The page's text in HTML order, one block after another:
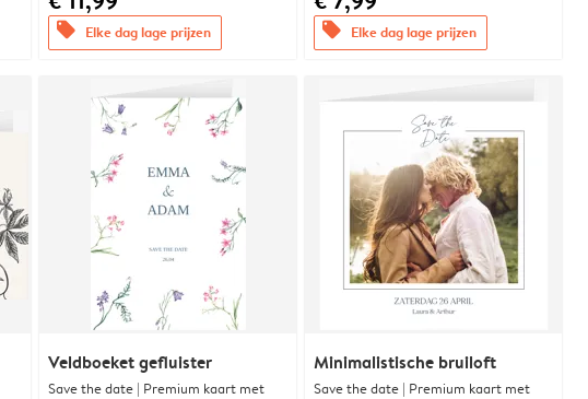
offers Elke dag lage prijzen offers Elke dag lage prijzen
Veldboeket gefluister
Save the date | Premium kaart met
Minimalistische bruiloft
Save the date | Premium kaart met